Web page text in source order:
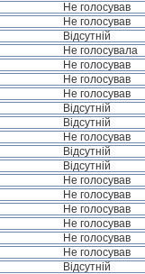
Не голосував
Не голосував
Відсутній
Не голосувала
Не голосував
Не голосував
Не голосував
Відсутній
Відсутній
Не голосував
Відсутній
Відсутній
Не голосував
Не голосував
Не голосував
Не голосував
Не голосував
Не голосував
Відсутній